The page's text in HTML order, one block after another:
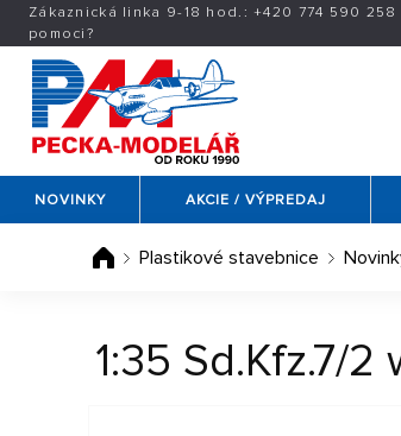
Zákaznická linka 9-18 hod.:+420 774 590 258
pomoci?
NOVINKY AKCIE / VÝPREDAJ
Plastikové stavebnice
1:35 Sd.Kfz.7/2